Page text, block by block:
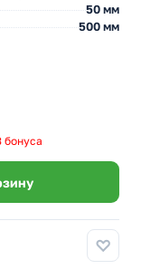
50 мм
500 мм
бонуса